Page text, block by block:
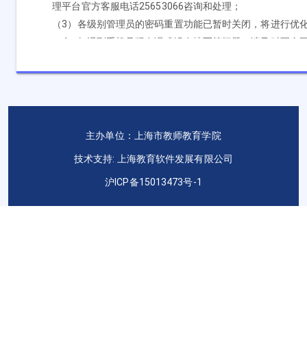
理平台官方客服电话25653066咨询和处理；
（3）各级别管理员的密码重置功能已暂时关闭，将进行优
（4）如遇到手机号码有误或没有填写等问题，请及时至全
主办单位：上海市教师教育学院
技术支持: 上海教育软件发展有限公司
沪ICP备15013473号-1